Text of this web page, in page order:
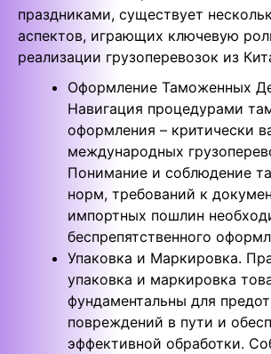
праздниками, существует
аспектов, играющих ключевую
реализации грузоперевозок из
Оформление Таможенных
Навигация процедурами
оформления – критически
международных
Понимание и соблюдение
норм, требований к
импортных пошлин
беспрепятственного
Упаковка и Маркировка.
упаковка и маркировка
фундаментальны для
повреждений в пути и
эффективной обработки.